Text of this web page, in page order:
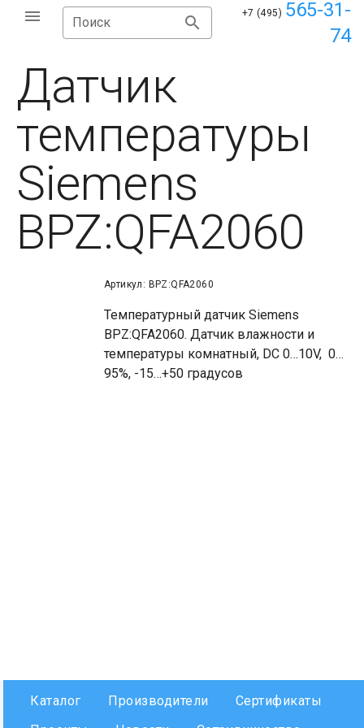
Поиск
+7 (495) 565-31-
74
Датчик
температуры
Siemens
BPZ:QFA2060
Артикул: BPZ:QFA2060
Температурный датчик Siemens
BPZ:QFA2060. Датчик влажности и
температуры комнатный, DC 0…10V, 0…
95%, -15…+50 градусов
Каталог Производители
Сертификаты